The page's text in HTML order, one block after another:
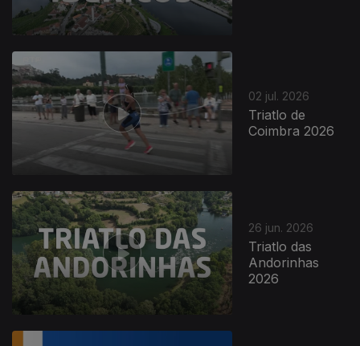
02 jul. 2026
Triatlo de
Coimbra 2026
26 jun. 2026
Triatlo das
Andorinhas
2026